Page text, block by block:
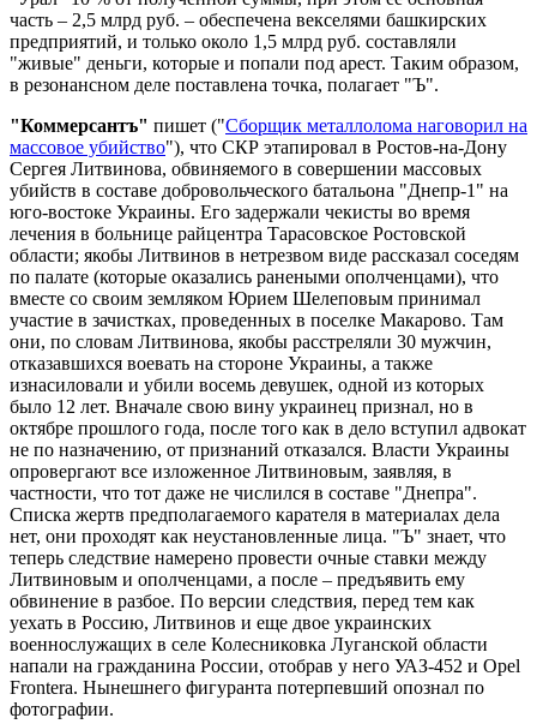
часть – 2,5 млрд руб. – обеспечена векселями башкирских
предприятий, и только около 1,5 млрд руб. составляли
"живые" деньги, которые и попали под арест. Таким образом,
в резонансном деле поставлена точка, полагает "Ъ".
"Коммерсантъ" пишет ("Сборщик металлолома наговорил на
массовое убийство"), что СКР этапировал в Ростов-на-Дону
Сергея Литвинова, обвиняемого в совершении массовых
убийств в составе добровольческого батальона "Днепр-1" на
юго-востоке Украины. Его задержали чекисты во время
лечения в больнице райцентра Тарасовское Ростовской
области; якобы Литвинов в нетрезвом виде рассказал соседям
по палате (которые оказались ранеными ополченцами), что
вместе со своим земляком Юрием Шелеповым принимал
участие в зачистках, проведенных в поселке Макарово. Там
они, по словам Литвинова, якобы расстреляли 30 мужчин,
отказавшихся воевать на стороне Украины, а также
изнасиловали и убили восемь девушек, одной из которых
было 12 лет. Вначале свою вину украинец признал, но в
октябре прошлого года, после того как в дело вступил адвокат
не по назначению, от признаний отказался. Власти Украины
опровергают все изложенное Литвиновым, заявляя, в
частности, что тот даже не числился в составе "Днепра".
Списка жертв предполагаемого карателя в материалах дела
нет, они проходят как неустановленные лица. "Ъ" знает, что
теперь следствие намерено провести очные ставки между
Литвиновым и ополченцами, а после – предъявить ему
обвинение в разбое. По версии следствия, перед тем как
уехать в Россию, Литвинов и еще двое украинских
военнослужащих в селе Колесниковка Луганской области
напали на гражданина России, отобрав у него УАЗ-452 и Opel
Frontera. Нынешнего фигуранта потерпевший опознал по
фотографии.